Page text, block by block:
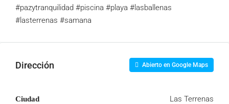
#pazytranquilidad #piscina #playa #lasballenas
#lasterrenas #samana
Dirección Abierto en Google Maps
Ciudad Las Terrenas